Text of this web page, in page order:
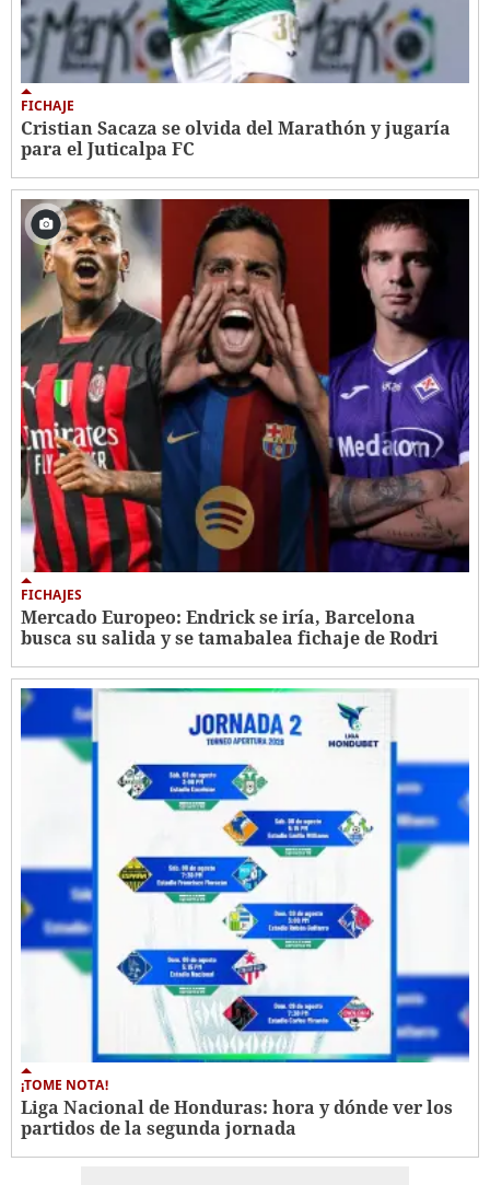
FICHAJE
Cristian Sacaza se olvida del Marathón y jugaría
para el Juticalpa FC
FICHAJES
Mercado Europeo: Endrick se iría, Barcelona
busca su salida y se tamabalea fichaje de Rodri
¡TOME NOTA!
Liga Nacional de Honduras: hora y dónde ver los
partidos de la segunda jornada